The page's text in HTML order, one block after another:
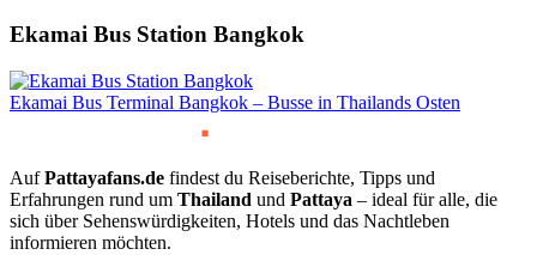
Ekamai Bus Station Bangkok
Ekamai Bus Terminal Bangkok – Busse in Thailands Osten
AufPattayafans.de findest du Reiseberichte, Tipps und
Erfahrungen rund um Thailand und Pattaya – ideal für alle, die
sich über Sehenswürdigkeiten, Hotels und das Nachtleben
informieren möchten.